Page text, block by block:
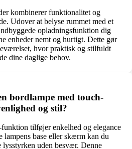
kombinerer funktionalitet og
Udover at belyse rummet med et
opladningsfunktion dig
enheder nemt og hurtigt. Dette gør
hvor praktisk og stilfuldt
dine daglige behov.
bordlampe med touch-
og stil?
tilføjer enkelhed og elegance
base eller skærm kan du
uden besvær. Denne